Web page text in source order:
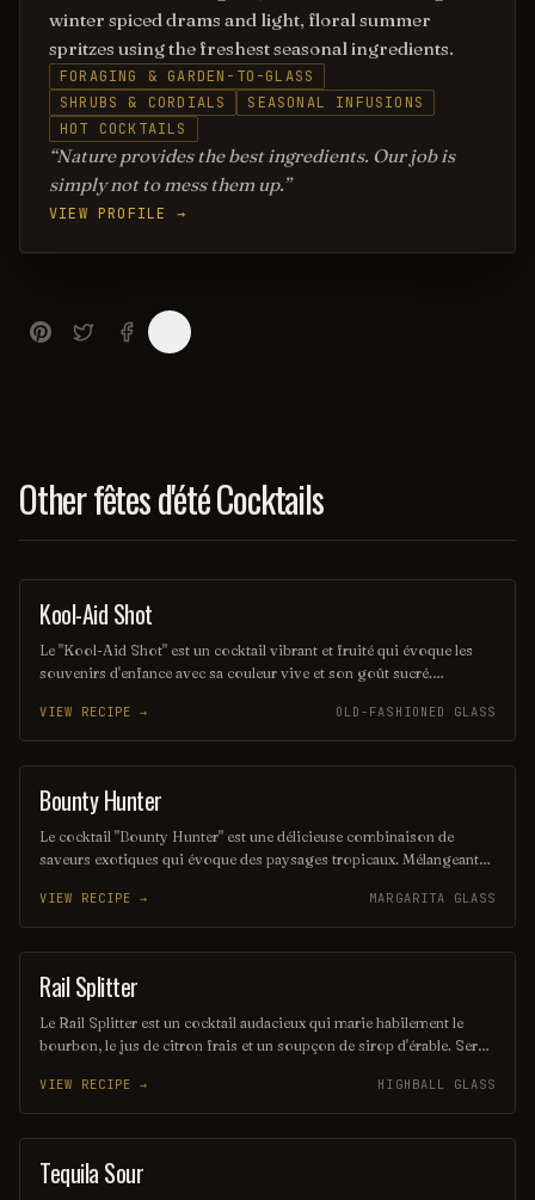
winter spiced drams and light, floral summer
spritzes using the freshest seasonal ingredients.
FORAGING & GARDEN-TO-GLASS
SHRUBS & CORDIALS
SEASONAL INFUSIONS
HOT COCKTAILS
Nature provides the best ingredients. Our job is
simply not to mess them up.
VIEW PROFILE →
Other fêtes d'été Cocktails
SHOT
Kool-Aid Shot
Le "Kool-Aid Shot" est un cocktail vibrant et fruité qui évoque les
souvenirs d'enfance avec sa couleur vive et son goût sucré.
Aid, ce shot rafraîchissant est parfait pour les fêtes et les soirées
entre amis. Sa simplicité et son côté ludique en font un choix
populaire pour ceux qui cherchent à s'amuser.
VIEW RECIPE → OLD-FASHIONED GLASS
COCKTAIL
Bounty Hunter
Le cocktail "Bounty Hunter" est une délicieuse combinaison de
saveurs exotiques qui évoque des paysages tropicaux. Mélangeant
expérience rafraîchissante et envoûtante, parfaite pour les amateurs
de cocktails d'été. Sa présentation colorée et son goût unique en
font un véritable trésor à découvrir.
VIEW RECIPE → MARGARITA GLASS
COCKTAIL
Rail Splitter
Le Rail Splitter est un cocktail audacieux qui marie habilement le
bourbon, le jus de citron frais et un soupçon de sirop d'érable. Servi
évoquant les saveurs rustiques du terroir américain. Parfait pour les
amateurs de cocktails classiques revisités, il saura séduire vos
papilles.
VIEW RECIPE → HIGHBALL GLASS
ORDINARY DRINK
Tequila Sour